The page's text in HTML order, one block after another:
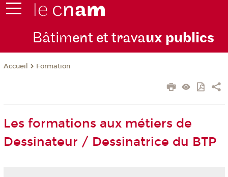
Bâtiment et travaux publics
Accueil Formation
Les formations aux métiers de
Dessinateur / Dessinatrice du BTP